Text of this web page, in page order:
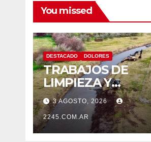
You missed
DESTACADO DOLORES
TRABAJOS DE
LIMPIEZA Y
MANTENIMIENTO
EN EL CANAL LA
PICASA
3 AGOSTO, 2026
2245.COM.AR